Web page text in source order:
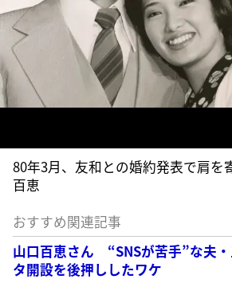
80年3月、友和との婚約発表で肩を
百恵
おすすめ関連記事
山口百恵さん “SNSが苦手”な夫
タ開設を後押ししたワケ